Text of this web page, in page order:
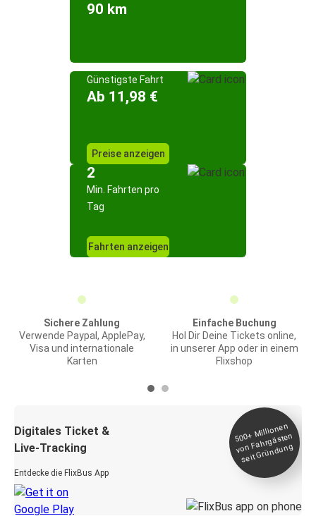
90 km
Günstigste Fahrt
Ab 11,98 €
Preise anzeigen
2
Min. Fahrten pro
Tag
Fahrten anzeigen
Sichere Zahlung
Verwende Paypal, ApplePay,
Visa und internationale
Karten
Einfache Buchung
Hol Dir Deine Tickets online,
in unserer App oder in einem
Flixshop
Digitales Ticket &
Live-Tracking
Entdecke die FlixBus App
500+
Millionen
von Fahrgästen
seit
Gründung